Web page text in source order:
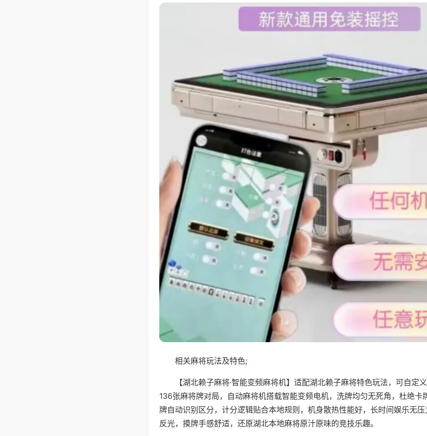
相关麻将玩法及特色;
【湖北赖子麻将·智能变频麻将机】适配湖北赖子麻将特色玩法，可自定
136张麻将牌对局，自动麻将机搭载智能变频电机，洗牌均匀无死角，杜绝卡
牌自动识别区分，计分逻辑贴合本地规则，机身散热性能好，长时间娱乐无
反光，摸牌手感舒适，还原湖北本地麻将原汁原味的竞技乐趣。